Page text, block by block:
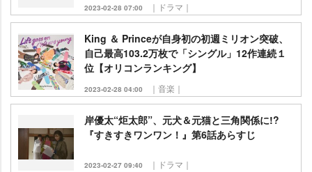
2023-02-28 07:00 ｜ドラマ｜
King ＆ Princeが自身初の初週ミリオン突破、
自己最高103.2万枚で「シングル」12作連続１
位【オリコンランキング】
2023-02-28 04:00 ｜音楽｜
岸優太“炬太郎”、元犬＆元猫と三角関係に!?
『すきすきワンワン！』第6話あらすじ
2023-02-27 09:40 ｜ドラマ｜